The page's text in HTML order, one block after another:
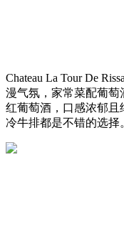
Chateau La Tour De
漫气氛，家常菜配葡
红葡萄酒，口感浓郁
冷牛排都是不错的选择